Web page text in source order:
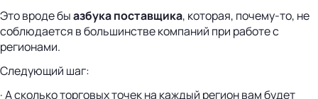
Это вроде быазбука поставщика, которая, почему-то, не
соблюдается в большинстве компаний при работе с
регионами.
Следующий шаг:
· А сколько торговых точек на каждый регион вам будет